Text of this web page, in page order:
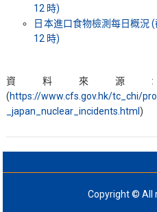
12 時)
日本進口食物檢測每日概況
12 時)
資料來源
(https://www.cfs.gov.hk/tc_chi/
_japan_nuclear_incidents.html)
Copyright © All